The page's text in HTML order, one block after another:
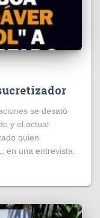
se desató
y el actual
quien
en una entrevista